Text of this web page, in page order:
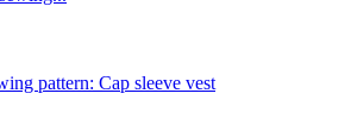
pattern: Cap sleeve vest